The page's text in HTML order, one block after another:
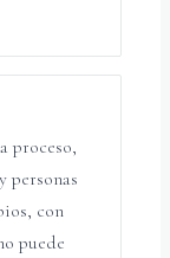
proceso,
personas
con
puede